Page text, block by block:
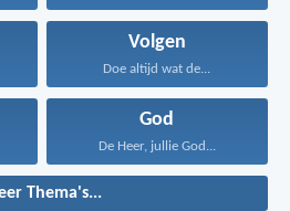
Volgen
Doe altijd wat de...
God
De Heer, jullie God...
Thema's...